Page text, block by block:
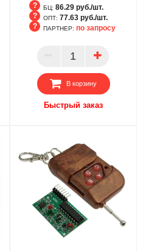
БЦ: 86.29 руб./шт.
ОПТ: 77.63 руб./шт.
ПАРТНЕР
ПАРТНЕР: по запросу
В корзину
Быстрый заказ